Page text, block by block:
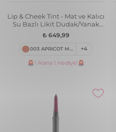
Lip & Cheek Tint - Mat ve Kalıcı
Su Bazlı Likit Dudak/Yanak
Renklendiricisi
₺ 649,99
003 APRICOT MARMALADE +4
🚨1 Alana 1 Hediye!🚨